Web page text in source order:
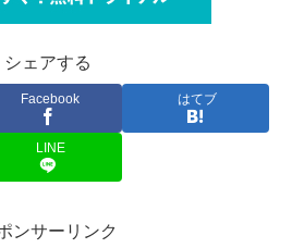
シェアする
Facebook はてブ
LINE
ンサーリンク